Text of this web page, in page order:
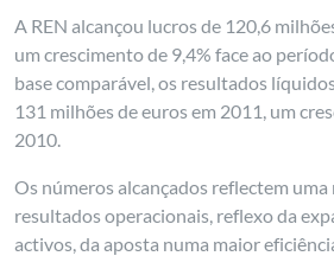
A REN alcançou lucros de 120,6
um crescimento de 9,4% face ao
base comparável, os resultados
131 milhões de euros em 2011, um
2010.
Os números alcançados reflectem
resultados operacionais, reflexo da
activos, da aposta numa maior